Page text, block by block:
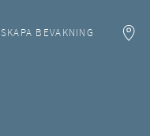
SKAPA BEVAKNING